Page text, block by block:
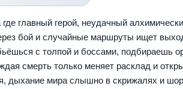
главный герой, неудачный
бой и случайные маршруты ищет
с толпой и боссами, подбираешь
смерть только меняет расклад и
дыхание мира слышно в скрижалях и